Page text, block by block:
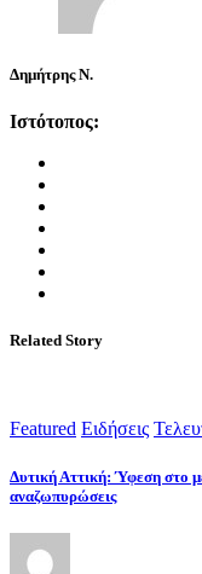
Δημήτρης Ν.
Ιστότοπος:
Related Story
Featured Ειδήσεις
Δυτική Αττική: Ύφεση στο
αναζωπυρώσεις